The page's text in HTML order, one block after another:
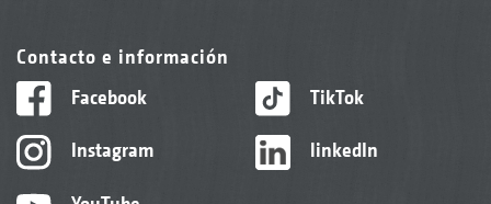
Contacto e información
Facebook
Instagram
TikTok
linkedIn